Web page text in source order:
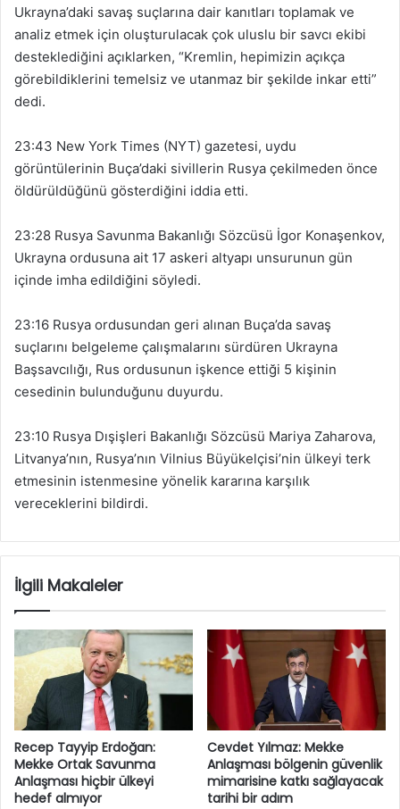
Ukrayna’daki savaş suçlarına dair kanıtları toplamak ve
analiz etmek için oluşturulacak çok uluslu bir savcı ekibi
desteklediğini açıklarken, “Kremlin, hepimizin açıkça
görebildiklerini temelsiz ve utanmaz bir şekilde inkar etti”
dedi.
23:43 New York Times (NYT) gazetesi, uydu
görüntülerinin Buça’daki sivillerin Rusya çekilmeden önce
öldürüldüğünü gösterdiğini iddia etti.
23:28 Rusya Savunma Bakanlığı Sözcüsü İgor Konaşenkov,
Ukrayna ordusuna ait 17 askeri altyapı unsurunun gün
içinde imha edildiğini söyledi.
23:16 Rusya ordusundan geri alınan Buça’da savaş
suçlarını belgeleme çalışmalarını sürdüren Ukrayna
Başsavcılığı, Rus ordusunun işkence ettiği 5 kişinin
cesedinin bulunduğunu duyurdu.
23:10 Rusya Dışişleri Bakanlığı Sözcüsü Mariya Zaharova,
Litvanya’nın, Rusya’nın Vilnius Büyükelçisi’nin ülkeyi terk
etmesinin istenmesine yönelik kararına karşılık
vereceklerini bildirdi.
İlgili Makaleler
Recep Tayyip Erdoğan:
Mekke Ortak Savunma
Anlaşması hiçbir ülkeyi
hedef almıyor
Cevdet Yılmaz: Mekke
Anlaşması bölgenin güvenlik
mimarisine katkı sağlayacak
tarihi bir adım